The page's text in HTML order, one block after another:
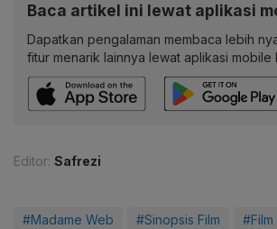
Baca artikel ini lewat aplikasi
Dapatkan pengalaman membaca lebih
fitur menarik lainnya lewat aplikasi mobile
Editor: Safrezi
#Madame Web #Sinopsis Film #Film